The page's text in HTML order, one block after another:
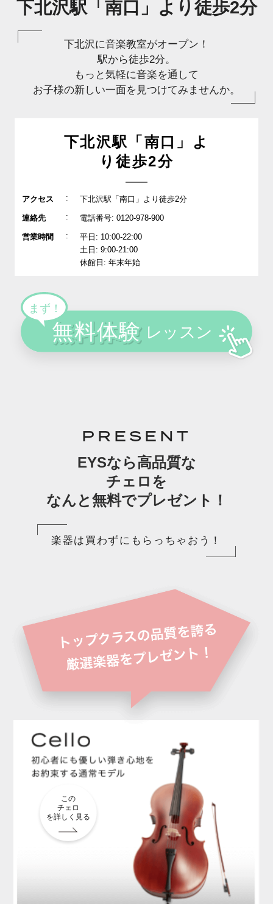
下北沢駅「南口」より徒歩2分
下北沢に音楽教室がオープン！
駅から徒歩2分。
もっと気軽に音楽を通して
お子様の新しい一面を見つけてみませんか。
下北沢駅「南口」よ
り徒歩2分
アクセス : 下北沢駅「南口」より徒歩2分
連絡先 : 電話番号: 0120-978-900
営業時間 :
平日: 10:00-22:00
土日: 9:00-21:00
休館日: 年末年始
PRESENT
EYSなら高品質な
チェロを
なんと無料でプレゼント！
楽器は買わずにもらっちゃおう！
この
チェロ
を詳しく見る